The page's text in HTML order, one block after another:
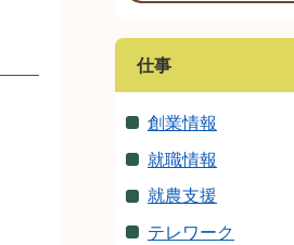
仕事
創業情報
就職情報
就農支援
テレワーク